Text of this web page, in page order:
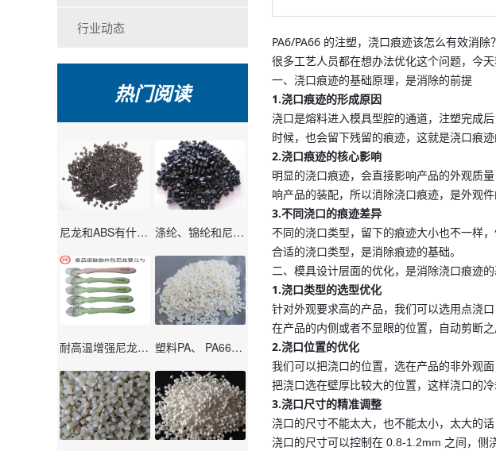
行业动态
热门阅读
尼龙和ABS有什么区别？尼龙的特点介绍！ 涤纶、锦纶和尼龙有什么不同？区别是什么？
耐高温增强尼龙有毒？！是谣言还是真相？ 塑料PA、 PA66、 PA6、 MC尼龙、 PA610有什么区别？
PA6/PA66 的注塑，浇口痕迹该怎么有效消
很多工艺人员都在想办法优化这个问题，今天
一、浇口痕迹的基础原理，是消除的前提
1.浇口痕迹的形成原因
浇口是熔料进入模具型腔的通道，注塑完成
时候，也会留下残留的痕迹，这就是浇口痕迹
2.浇口痕迹的核心影响
明显的浇口痕迹，会直接影响产品的外观质
响产品的装配，所以消除浇口痕迹，是外观件
3.不同浇口的痕迹差异
不同的浇口类型，留下的痕迹大小也不一样
合适的浇口类型，是消除痕迹的基础。
二、模具设计层面的优化，是消除浇口痕迹
1.浇口类型的选型优化
针对外观要求高的产品，我们可以选用点浇
在产品的内侧或者不显眼的位置，自动剪断
2.浇口位置的优化
我们可以把浇口的位置，选在产品的非外观
把浇口选在壁厚比较大的位置，这样浇口的冷
3.浇口尺寸的精准调整
浇口的尺寸不能太大，也不能太小，太大的
浇口的尺寸可以控制在 0.8-1.2mm 之间，侧